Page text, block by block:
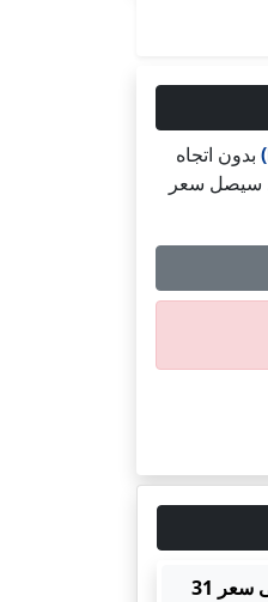
بدون اتجاه
رسم توقعي لأعلى وأدنى سعر ايثريوم (ETH-USD) حتى 31 Jan 2027 رسم توقعي لأعلى وأدنى سعر 31